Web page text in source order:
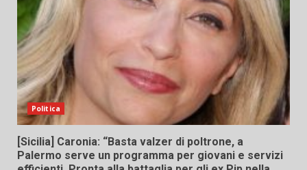
Politica
[Sicilia] Caronia: “Basta valzer di poltrone, a
Palermo serve un programma per giovani e servizi